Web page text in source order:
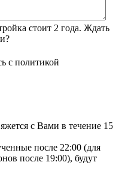
стоит 2 года. Ждать
с политикой
с Вами в течение 15
после 22:00 (для
после 19:00), будут